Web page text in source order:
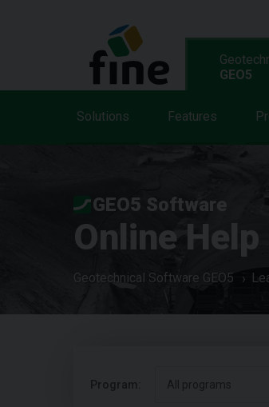
GEO5
Solutions Features
GEO5 Software
Online Help
Geotechnical Software GEO5
Program: All programs